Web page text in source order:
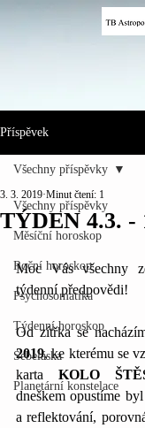
Příspěvek
Všechny příspěvky
Měsíční horoskop
Roční horoskop
Psychosomatika
Týdenní horoskop
Sebeláska
Planetární konstelace
Všechny příspěvky
TÝDEN 4.3. -
3. 3. 2019 Minut čtení: 1
Moc Vás všechny
týdenní předpovědi!
Od zítřka se
2019, ke kterému se
karta KOLO
dneškem opustíme
a reflektování,